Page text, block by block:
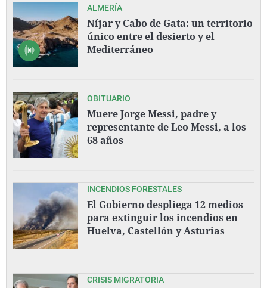
ALMERÍA
Níjar y Cabo de Gata: un territorio
único entre el desierto y el
Mediterráneo
OBITUARIO
Muere Jorge Messi, padre y
representante de Leo Messi, a los
68 años
INCENDIOS FORESTALES
El Gobierno despliega 12 medios
para extinguir los incendios en
Huelva, Castellón y Asturias
CRISIS MIGRATORIA